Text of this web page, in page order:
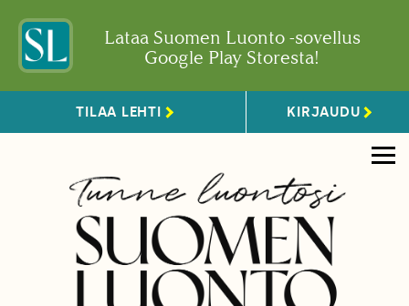
Lataa Suomen Luonto -sovellus
Google Play Storesta!
TILAA LEHTI KIRJAUDU